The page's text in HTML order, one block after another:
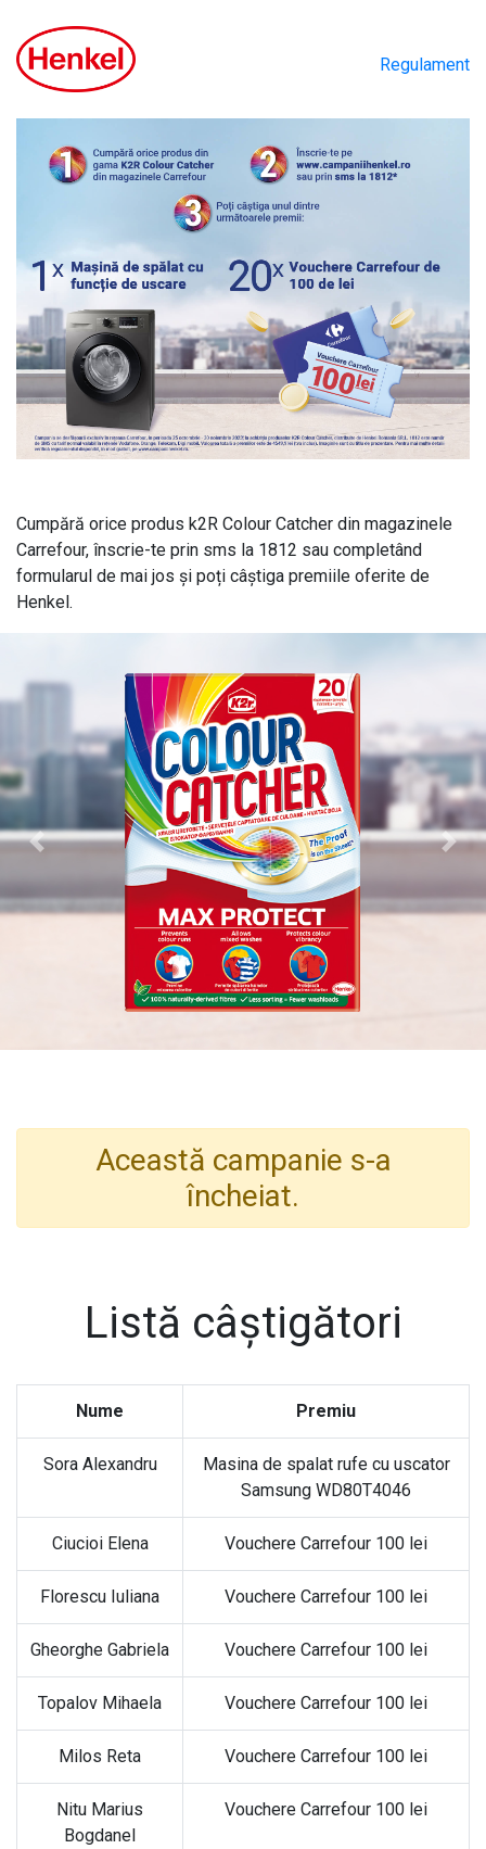
Regulament
Cumpără orice produs k2R Colour Catcher din magazinele
Carrefour, înscrie-te prin sms la 1812 sau completând
formularul de mai jos și poți câștiga premiile oferite de
Henkel.
Previous Next
Această campanie s-a
încheiat.
Listă câștigători
Nume Premiu
Sora Alexandru
Masina de spalat rufe cu uscator
Samsung WD80T4046
Ciucioi Elena Vouchere Carrefour 100 lei
Florescu Iuliana Vouchere Carrefour 100 lei
Gheorghe Gabriela Vouchere Carrefour 100 lei
Topalov Mihaela Vouchere Carrefour 100 lei
Milos Reta Vouchere Carrefour 100 lei
Nitu Marius
Bogdanel
Vouchere Carrefour 100 lei